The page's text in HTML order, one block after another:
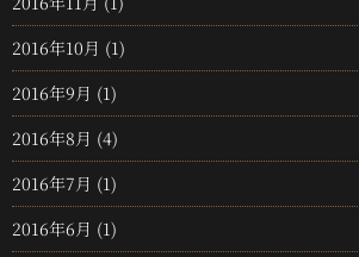
2016年10月 (1)
2016年9月 (1)
2016年8月 (4)
2016年7月 (1)
2016年6月 (1)